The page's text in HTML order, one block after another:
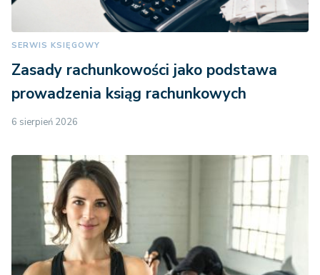
SERWIS KSIĘGOWY
Zasady rachunkowości jako podstawa
prowadzenia ksiąg rachunkowych
6 sierpień 2026